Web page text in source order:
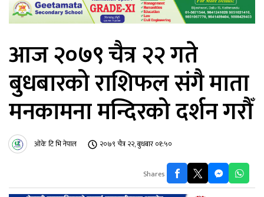
आज २०७९ चैत्र २२ गते
बुधबारको राशिफल संगै माता
मनकामना मन्दिरको दर्शन गरौँ
ओके टि भि नेपाल २०७९ चैत्र २२, बुधबार ०१:५०
Shares